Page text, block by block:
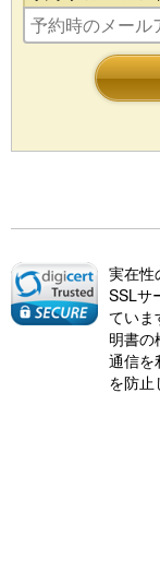
実在性
SSLサ
ていま
明書の
通信を
を防止